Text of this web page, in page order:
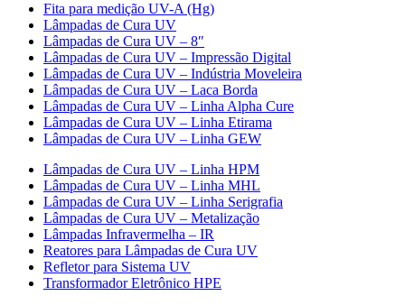
Fita para medição UV-A (Hg)
Lâmpadas de Cura UV
Lâmpadas de Cura UV – 8″
Lâmpadas de Cura UV – Impressão Digital
Lâmpadas de Cura UV – Indústria Moveleira
Lâmpadas de Cura UV – Laca Borda
Lâmpadas de Cura UV – Linha Alpha Cure
Lâmpadas de Cura UV – Linha Etirama
Lâmpadas de Cura UV – Linha GEW
Lâmpadas de Cura UV – Linha HPM
Lâmpadas de Cura UV – Linha MHL
Lâmpadas de Cura UV – Linha Serigrafia
Lâmpadas de Cura UV – Metalização
Lâmpadas Infravermelha – IR
Reatores para Lâmpadas de Cura UV
Refletor para Sistema UV
Transformador Eletrônico HPE